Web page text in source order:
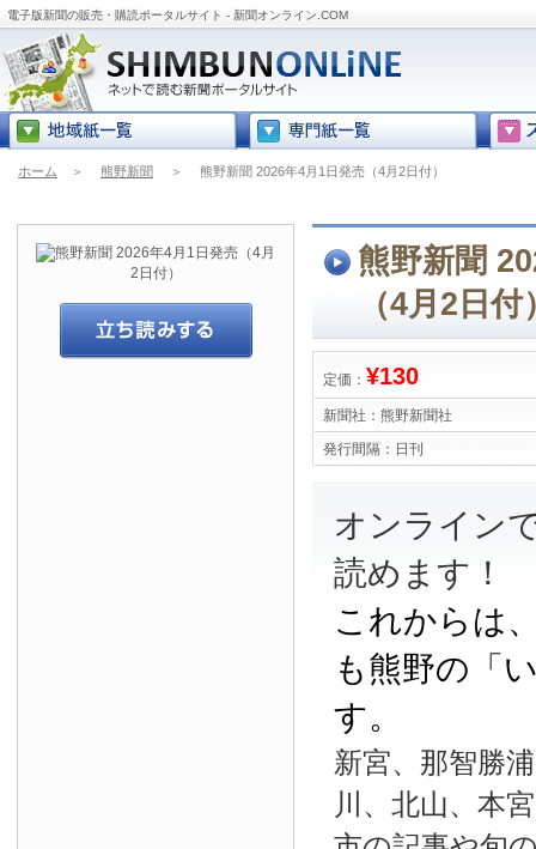
電子版新聞の販売・購読ポータルサイト - 新聞オンライン.COM
ホーム ＞ 熊野新聞 ＞ 熊野新聞 2026年4月1日発売（4月2日付）
熊野新聞
（4月2日付
定価： ¥130
新聞社： 熊野新聞社
発行間隔： 日刊
オンライン
読めます！
これからは
も熊野の「
す。
新宮、那智勝
川、北山、本